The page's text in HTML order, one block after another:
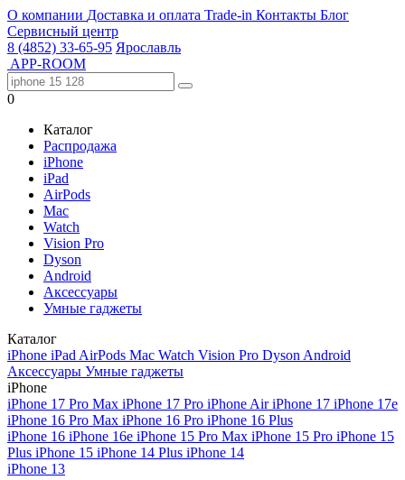
О компании Доставка и оплата Trade-in Контакты Блог
Сервисный центр
8 (4852) 33-65-95 Ярославль
APP-ROOM
0
Каталог
Распродажа
iPhone
iPad
AirPods
Mac
Watch
Vision Pro
Dyson
Android
Аксессуары
Умные гаджеты
Каталог
iPhone iPad AirPods Mac Watch Vision Pro Dyson Android
Аксессуары Умные гаджеты
iPhone
iPhone 17 Pro Max iPhone 17 Pro iPhone AiriPhone 17 iPhone 17e
iPhone 16 Pro Max iPhone 16 Pro iPhone 16 Plus
iPhone 16 iPhone 16e iPhone 15 Pro Max iPhone 15 Pro iPhone 15
Plus iPhone 15 iPhone 14 Plus iPhone 14
iPhone 13